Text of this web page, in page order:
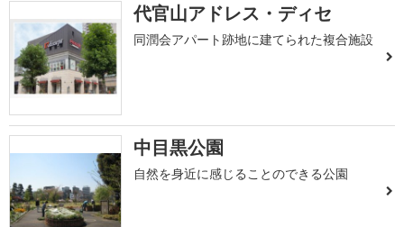
代官山アドレス・ディセ
同潤会アパート跡地に建てられた複合施設
中目黒公園
自然を身近に感じることのできる公園